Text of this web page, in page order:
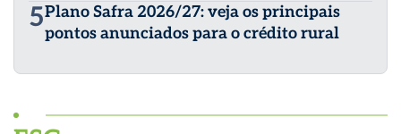
5Plano Safra 2026/27: veja os principais
pontos anunciados para o crédito rural